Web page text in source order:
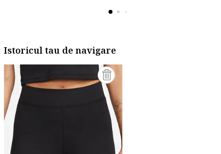
Istoricul tau de navigare